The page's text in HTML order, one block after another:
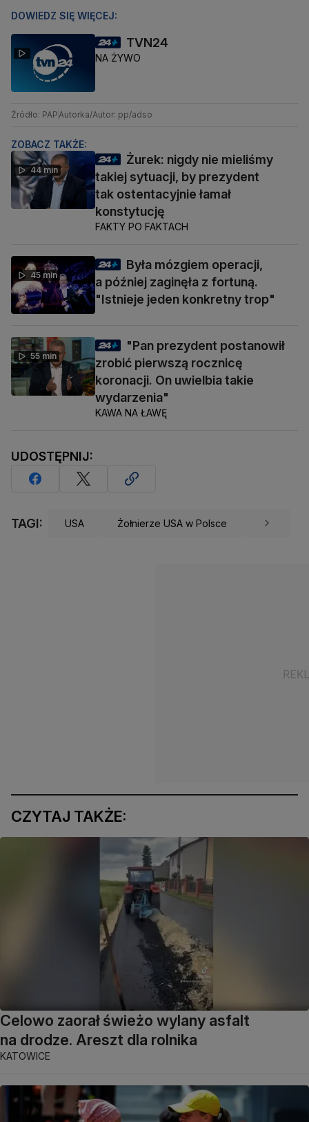
DOWIEDZ SIĘ WIĘCEJ:
TVN24
NA ŻYWO
Źródło: PAPAutorka/Autor: pp/adso
ZOBACZ TAKŻE:
44 min
Żurek: nigdy nie mieliśmy
takiej sytuacji, by prezydent
tak ostentacyjnie łamał
konstytucję
FAKTY PO FAKTACH
45 min
Była mózgiem operacji,
a później zaginęła z fortuną.
"Istnieje jeden konkretny trop"
55 min
"Pan prezydent postanowił
zrobić pierwszą rocznicę
koronacji. On uwielbia takie
wydarzenia"
KAWA NA ŁAWĘ
UDOSTĘPNIJ:
TAGI: USA Żołnierze USA w Polsce
CZYTAJ TAKŻE:
Celowo zaorał świeżo wylany asfalt
na drodze. Areszt dla rolnika
KATOWICE